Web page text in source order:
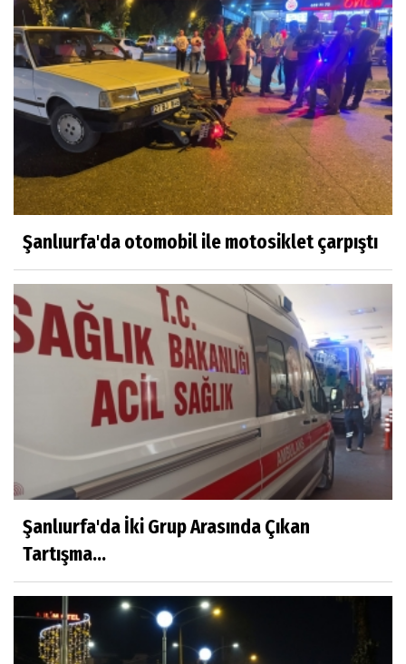
Şanlıurfa'da otomobil ile motosiklet çarpıştı
Şanlıurfa'da İki Grup Arasında Çıkan
Tartışma...